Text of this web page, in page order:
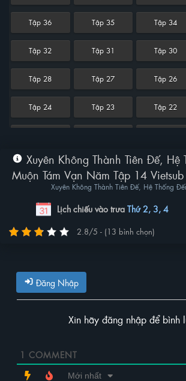
Tập 36 Tập 35 Tập 34
Tập 32 Tập 31 Tập 30
Tập 28 Tập 27 Tập 26
Tập 24 Tập 23 Tập 22
Tập 16 Tập 15 Tập 14
Tập 12 Tập 11 Tập 10
Tập 8
Xuyên Không Thành Tiên Đế, Hệ
Muộn Tám Vạn Năm Tập 14 Vietsub
Xuyên Không Thành Tiên Đế, Hệ Thống
System Arrives 80,000 Years Late
Lịch chiếu vào trưa Thứ 2, 3, 4
2.8/5 - (13 bình chọn)
Đăng Nhập
Xin hãy đăng nhập để bình
1 COMMENT
Mới nhất